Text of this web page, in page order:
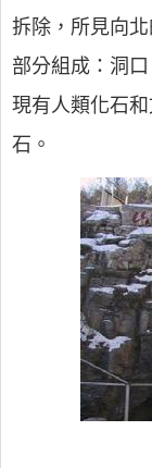
拆除，所見向
部分組成：洞
現有人類化石
石。